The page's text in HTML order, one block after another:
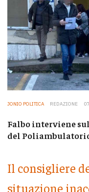
JONIO POLITICA REDAZIONE
Falbo interviene
del
Il consigliere
situazione